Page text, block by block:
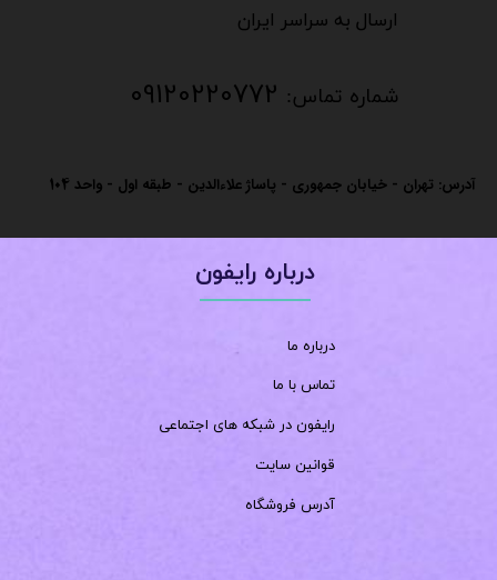
​​​​​​ارسال به سراسر ایران
شماره تماس: 09120220772
آدرس: تهران - خیابان جمهوری - پاساژ علاءالدین - طبقه اول - واحد 104
درباره رایفون
درباره ما
تماس با ما
رایفون در شبکه های اجتماعی
قوانین سایت
آدرس فروشگاه